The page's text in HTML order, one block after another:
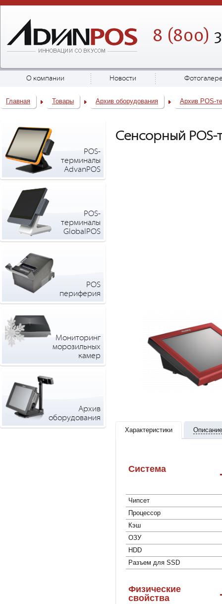
8 (800)
О компании Новости
Главная Товары Архив оборудования Архив POS-
POS-
терминалы
AdvanPOS
POS-
терминалы
GlobalPOS
POS
периферия
Мониторинг
морозильных
камер
Архив
оборудования
Сенсорный POS-
Характеристики Описание
Система
Чипсет
Процессор
Кэш
ОЗУ
HDD
Разъем для SSD
Физические
свойства